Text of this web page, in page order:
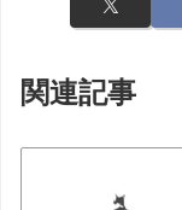
関連記事